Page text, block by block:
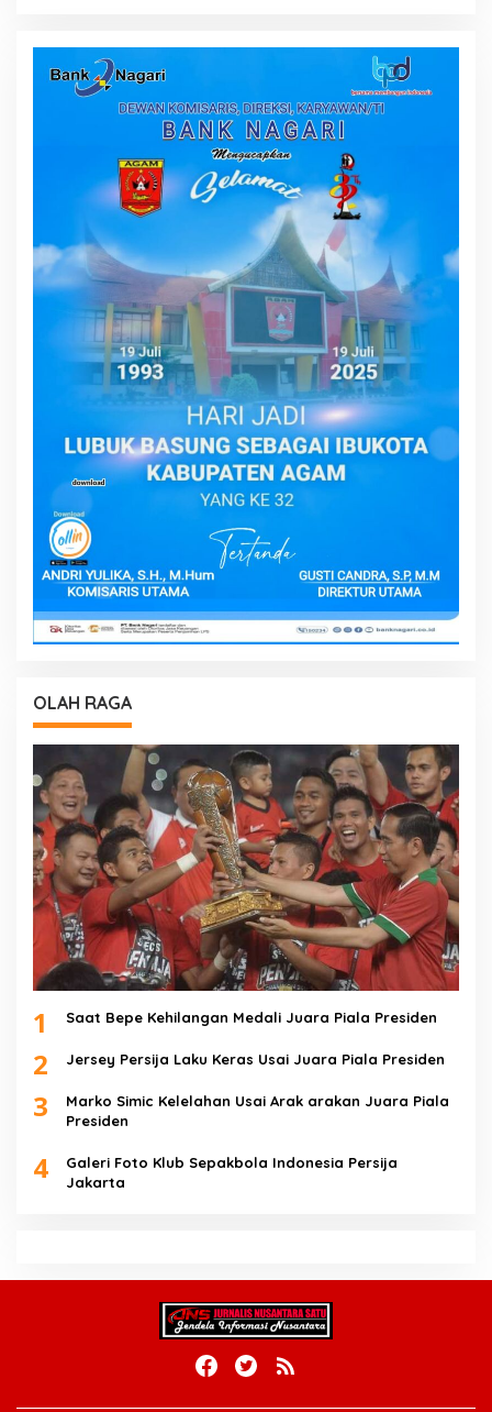
OLAH RAGA
1 Saat Bepe Kehilangan Medali Juara Piala Presiden
2 Jersey Persija Laku Keras Usai Juara Piala Presiden
3
Marko Simic Kelelahan Usai Arak arakan Juara Piala
Presiden
4
Galeri Foto Klub Sepakbola Indonesia Persija
Jakarta